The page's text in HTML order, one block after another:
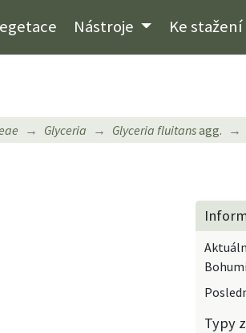
Nástroje Ke stažení
Glyceria Glyceria fluitansagg.
Typy